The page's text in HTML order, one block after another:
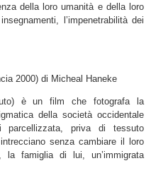
della loro umanità e della loro
l’impenetrabilità dei
2000) di Micheal Haneke
è un film che fotografa la
della società occidentale
parcellizzata, priva di tessuto
senza cambiare il loro
la famiglia di lui, un’immigrata